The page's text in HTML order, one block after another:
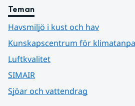
Teman
Havsmiljö i kust och hav
Kunskapscentrum för
Luftkvalitet
SIMAIR
Sjöar och vattendrag